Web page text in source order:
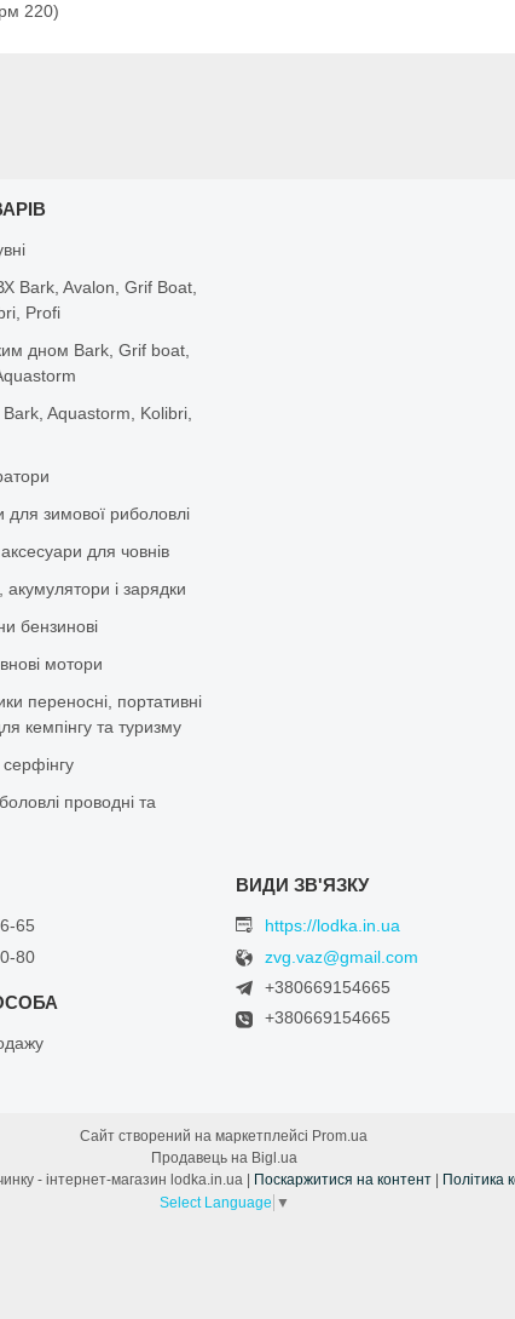
220)
Bark, Avalon, Grif Boat,
Profi
дном Bark, Grif boat,
Bark, Aquastorm, Kolibri,
для зимової риболовлі
для човнів
акумулятори і зарядки
бензинові
мотори
переносні, портативні
кемпінгу та туризму
проводні та
65
80
https://lodka.in.ua
zvg.vaz@gmail.com
+380669154665
+380669154665
Сайт створений на маркетплейсі Prom.ua
Продавець на Bigl.ua
Поскаржитися на контент
Політика
Select Language ▼